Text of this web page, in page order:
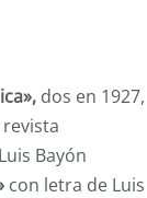
dos en 1927,
Bayón
con letra de Luis